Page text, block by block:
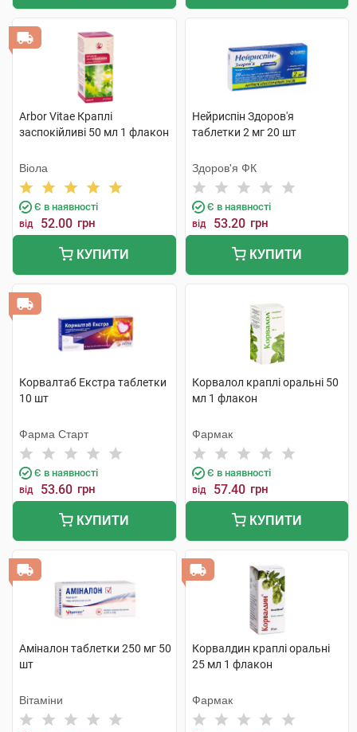
Arbor Vitae Краплі
заспокійливі 50 мл 1 флакон
Віола
Є в наявності
від 52.00 грн
КУПИТИ
Нейриспін Здоров'я
таблетки 2 мг 20 шт
Здоров'я ФК
Є в наявності
від 53.20 грн
КУПИТИ
Корвалтаб Екстра таблетки
10 шт
Фарма Старт
Є в наявності
від 53.60 грн
КУПИТИ
Корвалол краплі оральні 50
мл 1 флакон
Фармак
Є в наявності
від 57.40 грн
КУПИТИ
Аміналон таблетки 250 мг 50
шт
Вітаміни
Корвалдин краплі оральні
25 мл 1 флакон
Фармак